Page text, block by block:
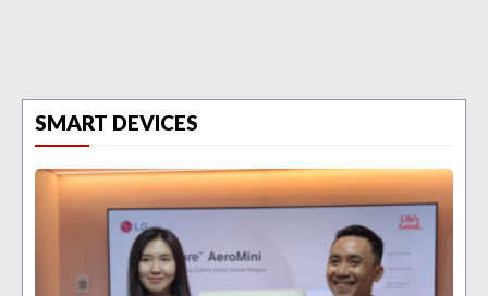
SMART DEVICES